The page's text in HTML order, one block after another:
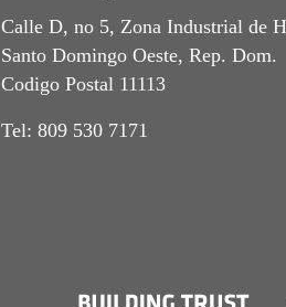
Calle D, no 5, Zona Industrial de
Santo Domingo Oeste, Rep. Dom.
Codigo Postal 11113
Tel: 809 530 7171